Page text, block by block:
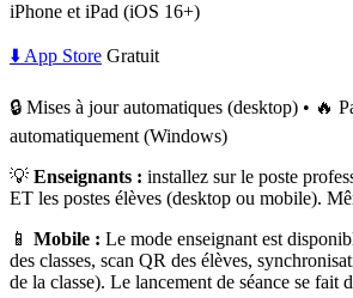
iPhone et iPad (iOS 16+)
⬇️ App Store Gratuit
🔒 Mises à jour automatiques (desktop) • 🔥
automatiquement (Windows)
💡 Enseignants : installez sur le poste
ET les postes élèves (desktop ou mobile).
📱 Mobile : Le mode enseignant est
des classes, scan QR des élèves,
de la classe). Le lancement de séance se fait